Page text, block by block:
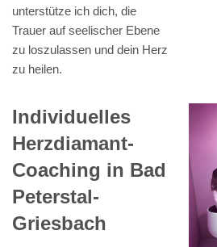
unterstütze ich dich, die
Trauer auf seelischer Ebene
zu loszulassen und dein Herz
zu heilen.
Individuelles
Herzdiamant-
Coaching in Bad
Peterstal-
Griesbach